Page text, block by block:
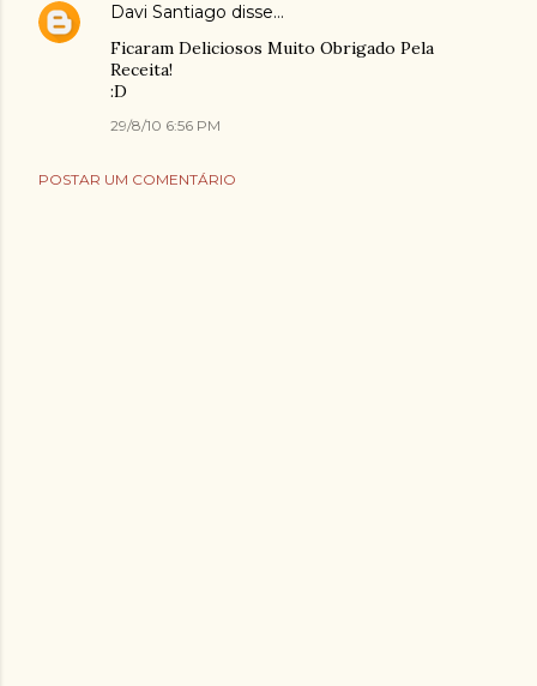
Davi Santiago disse…
Ficaram Deliciosos Muito Obrigado Pela
Receita!
:D
29/8/10 6:56 PM
POSTAR UM COMENTÁRIO